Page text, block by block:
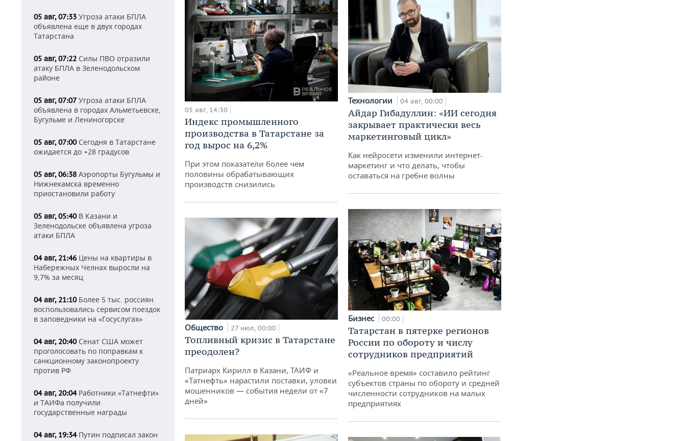
05 авг, 07:33 Угроза атаки БПЛА
объявлена еще в двух городах
Татарстана
05 авг, 07:22 Силы ПВО отразили
атаку БПЛА в Зеленодольском
районе
05 авг, 07:07 Угроза атаки БПЛА
объявлена в городах Альметьевске,
Бугульме и Лениногорске
05 авг, 07:00Сегодня в Татарстане
ожидается до +28 градусов
05 авг, 06:38 Аэропорты Бугульмы и
Нижнекамска временно
приостановили работу
05 авг, 05:40В Казани и
Зеленодольске объявлена угроза
атаки БПЛА
04 авг, 21:46 Цены на квартиры в
Набережных Челнах выросли на
9,7% за месяц
04 авг, 21:10Более 5 тыс. россиян
воспользовались сервисом поездок
в заповедники на «Госуслугах»
04 авг, 20:40Сенат США может
проголосовать по поправкам к
санкционному законопроекту
против РФ
04 авг, 20:04Работники «Татнефти»
и ТАИФа получили
государственные награды
04 авг, 19:34Путин подписал закон
05 авг, 14:30
Индекс промышленного
производства в Татарстане за
год вырос на 6,2%
При этом показатели более чем
половины обрабатывающих
производств снизились
Общество 27 июл, 00:00
Топливный кризис в Татарстане
преодолен?
Патриарх Кирилл в Казани, ТАИФ и
«Татнефть» нарастили поставки, уловки
мошенников — события недели от «7
дней»
Технологии 04 авг, 00:00
Айдар Гибадуллин: «ИИ сегодня
закрывает практически весь
маркетинговый цикл»
Как нейросети изменили интернет-
маркетинг и что делать, чтобы
оставаться на гребне волны
Бизнес 00:00
Татарстан в пятерке регионов
России по обороту и числу
сотрудников предприятий
«Реальное время» составило рейтинг
субъектов страны по обороту и средней
численности сотрудников на малых
предприятиях